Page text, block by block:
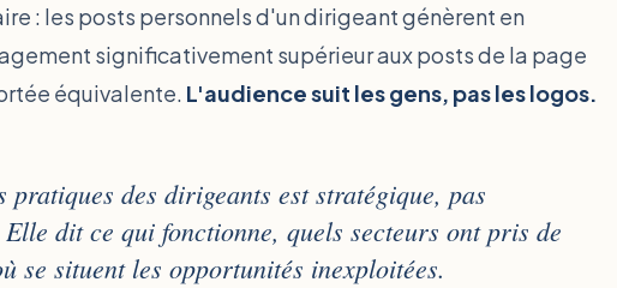
: les posts personnels d'un dirigeant génèrent en
significativement supérieur aux posts de la page
équivalente. L'audience suit les gens, pas les logos.
pratiques des dirigeants est stratégique, pas
dit ce qui fonctionne, quels secteurs ont pris de
se situent les opportunités inexploitées.